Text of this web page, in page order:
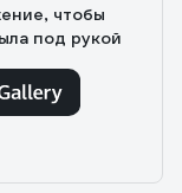
чтобы
под рукой